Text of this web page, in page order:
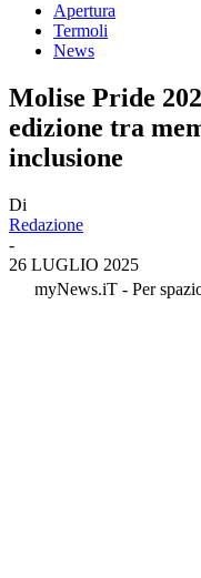
Apertura
Termoli
News
Molise Pride
edizione tra
inclusione
Di
Redazione
-
26 LUGLIO 2025
myNews.iT - Per